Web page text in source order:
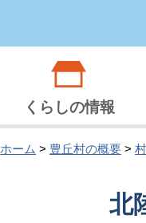
くらしの情報
ホーム > 豊丘村の概要 >
北